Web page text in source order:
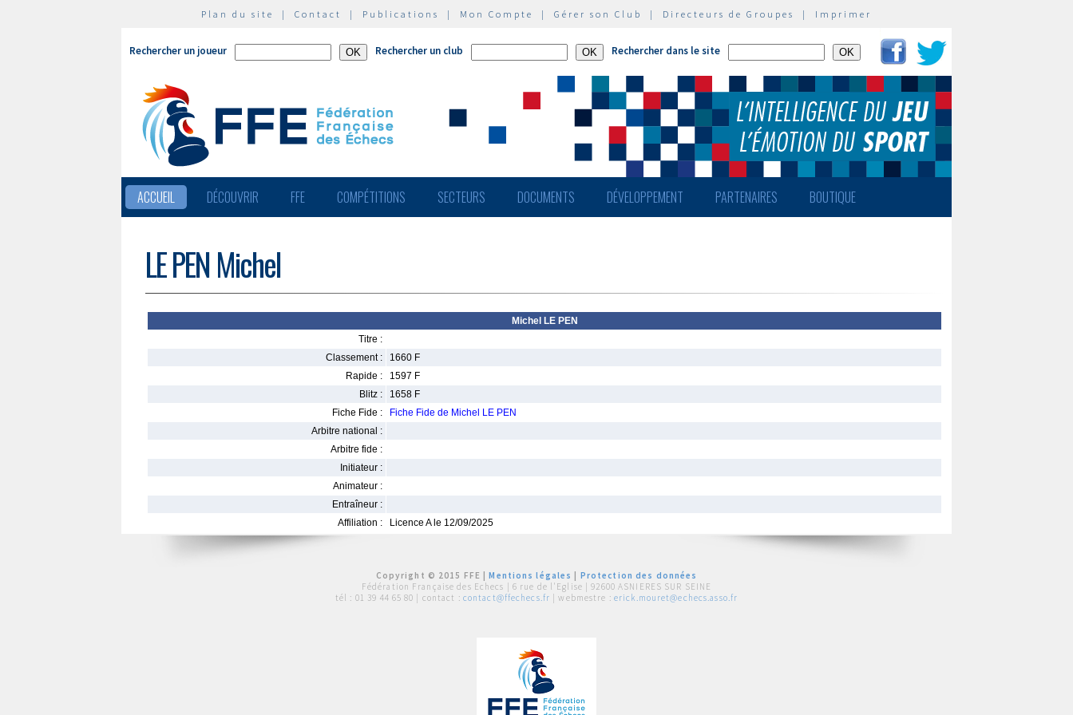
Plan du site | Contact | Publications | Mon Compte | Gérer son Club | Directeurs de Groupes | Imprimer
Rechercher un joueur Rechercher un club Rechercher dans le site
ACCUEIL DÉCOUVRIR FFE COMPÉTITIONS SECTEURS DOCUMENTS DÉVELOPPEMENT PARTENAIRES BOUTIQUE
LE PEN Michel
Michel LE PEN
Titre :
Classement :
1660 F
Rapide :
1597 F
Blitz :
1658 F
Fiche Fide :
Fiche Fide de Michel LE PEN
Arbitre national :
Arbitre fide :
Initiateur :
Animateur :
Entraîneur :
Affiliation :
Licence A le 12/09/2025
Copyright © 2015 FFE |Mentions légales
Protection des données
Fédération Française des Echecs | 6 rue de l'Eglise | 92600 ASNIERES SUR SEINE
tél : 01 39 44 65 80 | contact : contact@ffechecs.fr | webmestre : erick.mouret@echecs.asso.fr